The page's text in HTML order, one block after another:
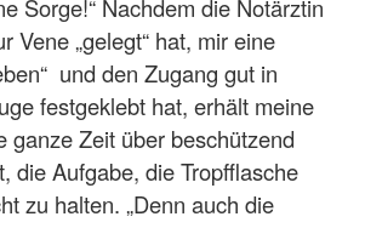
Sorge!“ Nachdem die Notärztin
Vene „gelegt“ hat, mir eine
und den Zugang gut in
festgeklebt hat, erhält meine
ganze Zeit über beschützend
die Aufgabe, die Tropfflasche
zu halten. „Denn auch die